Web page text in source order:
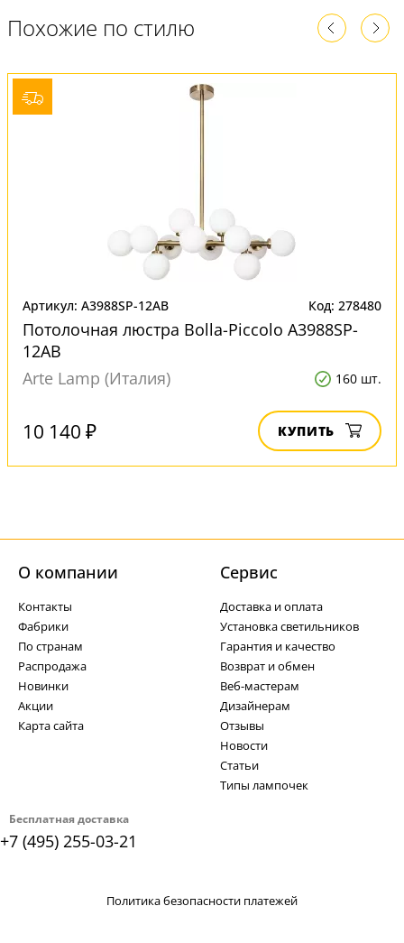
Похожие по стилю
Артикул: A3988SP-12AB Код: 278480
Потолочная люстра Bolla-Piccolo A3988SP-
12AB
Arte Lamp (Италия)
160 шт.
10 140 ₽ КУПИТЬ
Бесплатная доставка
+7 (495) 255-03-21
О компании
Контакты
Фабрики
По странам
Распродажа
Новинки
Акции
Карта сайта
Cервис
Доставка и оплата
Установка светильников
Гарантия и качество
Возврат и обмен
Веб-мастерам
Дизайнерам
Отзывы
Новости
Статьи
Типы лампочек
Политика безопасности платежей